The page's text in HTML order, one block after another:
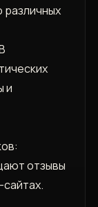
различных
и
отзывы